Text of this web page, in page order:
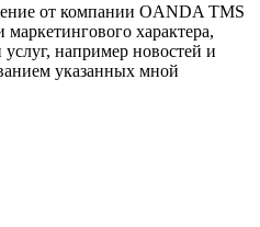
от компании OANDA TMS
характера,
например новостей и
указанных мной